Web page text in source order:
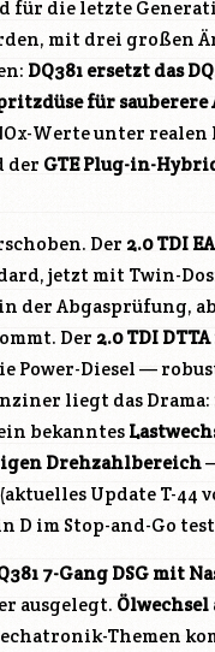
für die letzte
mit drei großen
DQ381 ersetzt das
für sauberere
Werte unter
der GTE Plug-in-
Der 2.0 TDI
jetzt mit Twin-
der Abgasprüfung,
Der 2.0 TDI
Power-Diesel —
liegt das Drama:
bekanntes
Drehzahlbereich
Update T-44
D im Stop-and-Go
7-Gang DSG mit
ausgelegt. Ölwechsel
Themen